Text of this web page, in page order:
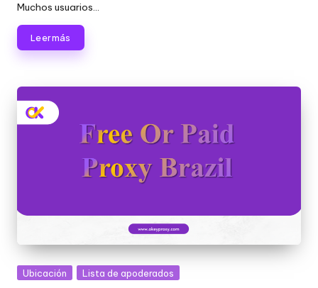
Muchos usuarios...
Leer más
Publicada
Ubicación Lista de apoderados